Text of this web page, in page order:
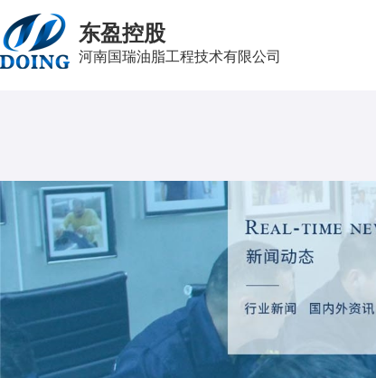
东盈控股
河南国瑞油脂工程技术有限公司